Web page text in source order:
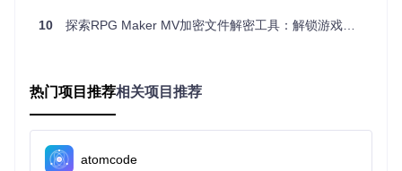
配置项目：cmake ..
单视频解密任务：从流媒体到本地文件
保存到文本文件
提取视频信息：
_liens.py --input manifest_url.txt --output
10 探索RPG Maker MV加密文件解密工具：解锁游戏资源提取与破解的技术奥秘
热门项目推荐相关项目推荐
atomcode